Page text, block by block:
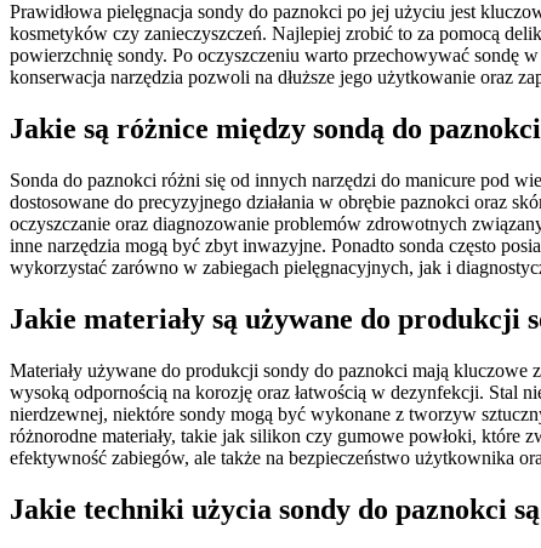
Prawidłowa pielęgnacja sondy do paznokci po jej użyciu jest
kosmetyków czy zanieczyszczeń. Najlepiej zrobić to za pomocą
powierzchnię sondy. Po oczyszczeniu warto przechowywać sondę
konserwacja narzędzia pozwoli na dłuższe jego użytkowanie oraz
Jakie są różnice między sondą do
Sonda do paznokci różni się od innych narzędzi do manicure pod
dostosowane do precyzyjnego działania w obrębie paznokci oraz
oczyszczanie oraz diagnozowanie problemów zdrowotnych
inne narzędzia mogą być zbyt inwazyjne. Ponadto sonda często
wykorzystać zarówno w zabiegach pielęgnacyjnych, jak i
Jakie materiały są używane do produkcji
Materiały używane do produkcji sondy do paznokci mają kluczowe
wysoką odpornością na korozję oraz łatwością w dezynfekcji. Stal
nierdzewnej, niektóre sondy mogą być wykonane z tworzyw
różnorodne materiały, takie jak silikon czy gumowe powłoki, które
efektywność zabiegów, ale także na bezpieczeństwo użytkownika
Jakie techniki użycia sondy do paznokci